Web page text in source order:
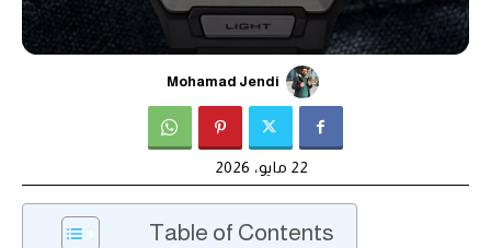
Mohamad Jendi
22 مايو، 2026
Table of Contents